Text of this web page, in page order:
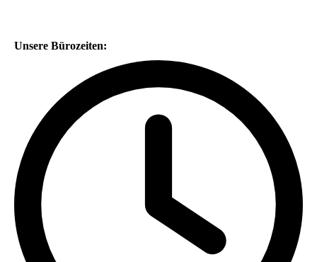
Unsere Bürozeiten: